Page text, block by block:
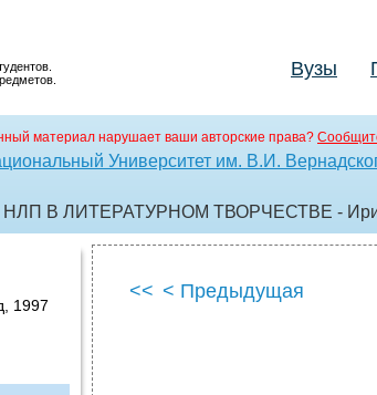
Вузы
материал нарушает ваши авторские права?
Университет им. В.И.
В ЛИТЕРАТУРHОМ ТВОРЧЕСТВЕ -
1997
<< < Предыдущая